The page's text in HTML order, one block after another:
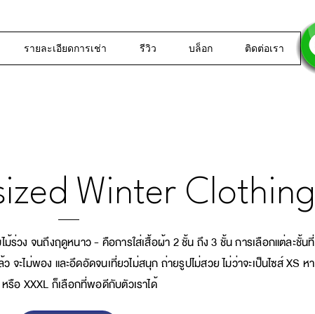
รายละเอียดการเช่า รีวิว บล็อก ติดต่อเรา
Winter Clothing
ม้ร่วง จนถึงฤดูหนาว - คือการใส่เสื้อผ้า 2 ชั้น ถึง 3 ชั้น การเลือกแต่ละชั้นที่
ะไม่พอง และอึดอัดจนเที่ยวไม่สนุก ถ่ายรูปไม่สวย ไม่ว่าจะเป็นไซส์ XS หา
รือ XXXL ก็เลือกที่พอดีกับตัวเราได้